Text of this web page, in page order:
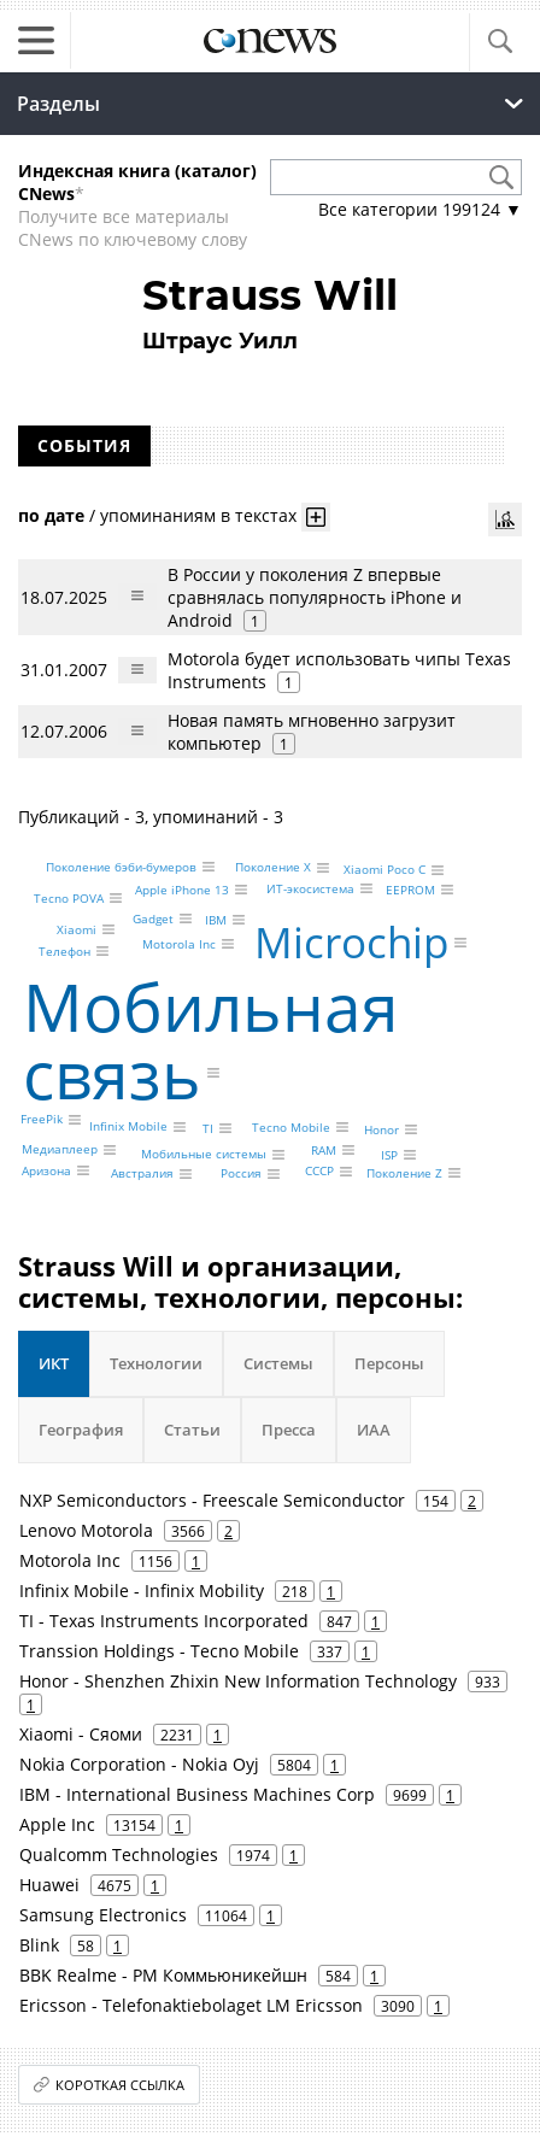
Разделы
Индексная книга (каталог)
CNews*
Получите все материалы
CNews по ключевому слову
Все категории 199124 ▼
Strauss Will
Штраус Уилл
СОБЫТИЯ
по дате / упоминаниям в текстах
18.07.2025
В России у поколения Z впервые
сравнялась популярность iPhone и
Android
1
31.01.2007
Motorola будет использовать чипы Texas
Instruments
1
12.07.2006
Новая память мгновенно загрузит
компьютер
1
Публикаций - 3, упоминаний - 3
Мобильная
связь
Microchip
Motorola Inc
Infinix Mobile TI Tecno Mobile Honor
Xiaomi
IBM
Gadget
Медиаплеер
Телефон
Мобильные системы
EEPROM
RAM ISP
ИТ-экосистема
Apple iPhone 13
Tecno POVA
FreePik
Xiaomi Poco C
Аризона Австралия СССР
Россия
Поколение X
Поколение Z
Поколение бэби-бумеров
Strauss Will и организации,
системы, технологии, персоны:
ИКТ Технологии Системы Персоны
География Статьи Пресса ИАА
NXP Semiconductors - Freescale Semiconductor 154 2
Lenovo Motorola 3566 2
Motorola Inc 1156 1
Infinix Mobile - Infinix Mobility 218 1
TI - Texas Instruments Incorporated 847 1
Transsion Holdings - Tecno Mobile 337 1
Honor - Shenzhen Zhixin New Information Technology
933
1
Xiaomi - Сяоми 2231 1
Nokia Corporation - Nokia Oyj 5804 1
IBM - International Business Machines Corp 9699 1
Apple Inc 13154 1
Qualcomm Technologies 1974 1
Huawei 4675 1
Samsung Electronics 11064 1
Blink 58 1
BBK Realme - РМ Коммьюникейшн 584 1
Ericsson - Telefonaktiebolaget LM Ericsson 3090 1
КОРОТКАЯ ССЫЛКА